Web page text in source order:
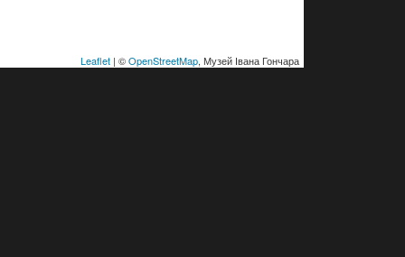
Leaflet | ©OpenStreetMap, Музей Івана Гончара